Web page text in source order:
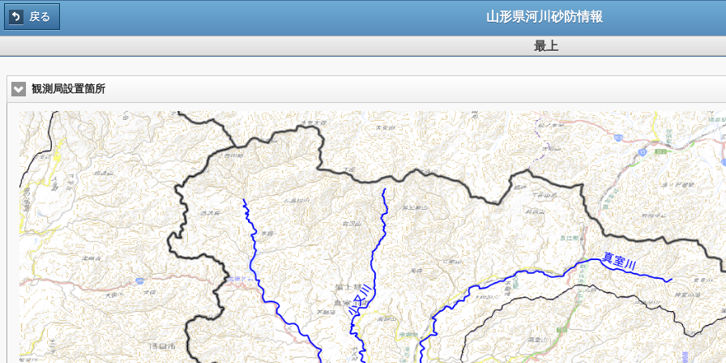
戻る 山形県河川砂防情報
最上
観測局設置箇所